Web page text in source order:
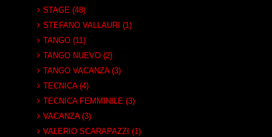
STAGE (48)
STEFANO VALLAURI (1)
TANGO (11)
TANGO NUEVO (2)
TANGO VACANZA (3)
TECNICA (4)
TECNICA FEMMINILE (3)
VACANZA (3)
VALERIO SCARAPAZZI (1)